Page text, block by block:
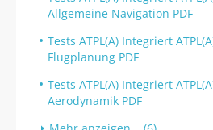
Allgemeine Navigation PDF
Tests ATPL(A) Integriert
Flugplanung PDF
Tests ATPL(A) Integriert
Aerodynamik PDF